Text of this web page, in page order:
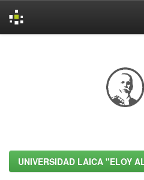
UNIVERSIDAD LAICA "ELOY